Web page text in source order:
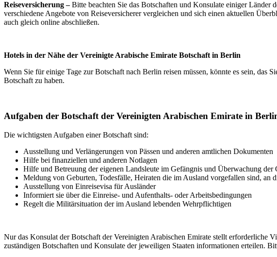
Reiseversicherung –Bitte beachten Sie das Botschaften und Konsulate einiger Länder
verschiedene Angebote von Reiseversicherer vergleichen und sich einen aktuellen
auch gleich online abschließen.
Hotels in der Nähe der Vereinigte Arabische Emirate Botschaft in Berlin
Wenn Sie für einige Tage zur Botschaft nach Berlin reisen müssen, könnte es sein, das
Botschaft zu haben.
Aufgaben der Botschaft der Vereinigten Arabischen Emirate in
Die wichtigsten Aufgaben einer Botschaft sind:
Ausstellung und Verlängerungen von Pässen und anderen amtlichen Dokumenten
Hilfe bei finanziellen und anderen Notlagen
Hilfe und Betreuung der eigenen Landsleute im Gefängnis und Überwachung der
Meldung von Geburten, Todesfälle, Heiraten die im Ausland vorgefallen sind, an
Ausstellung von Einreisevisa für Ausländer
Informiert sie über die Einreise- und Aufenthalts- oder Arbeitsbedingungen
Regelt die Militärsituation der im Ausland lebenden Wehrpflichtigen
Nur das Konsulat der Botschaft der Vereinigten Arabischen Emirate stellt erforderliche
zuständigen Botschaften und Konsulate der jeweiligen Staaten informationen erteilen.